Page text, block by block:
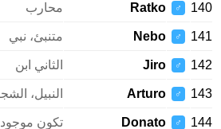
♂
Ratko محارب
♂
Nebo متنبئ، نبي
♂
Jiro الثاني ابن
♂
Arturo النبيل، الشجاع.
♂
Donato تكون موجودة